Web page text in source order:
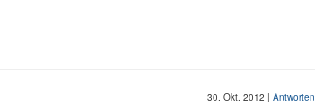
30. Okt. 2012 | Antworten